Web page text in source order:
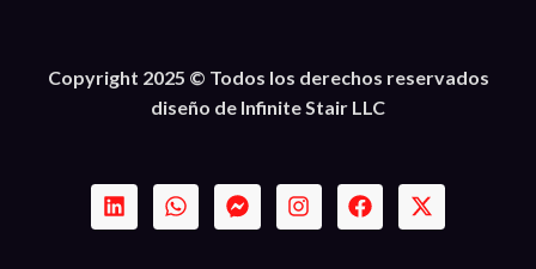
Copyright 2025 © Todos los derechos reservados
diseño de Infinite Stair LLC